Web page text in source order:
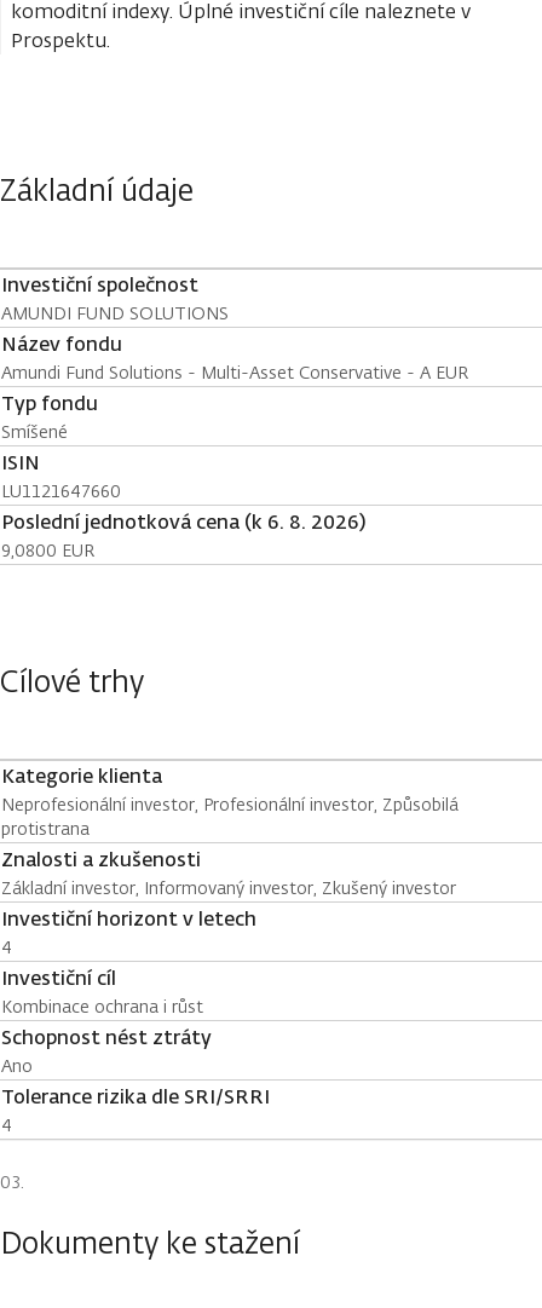
komoditní indexy. Úplné investiční cíle naleznete v
Prospektu.
Základní údaje
Investiční společnost
AMUNDI FUND SOLUTIONS
Název fondu
Amundi Fund Solutions - Multi-Asset Conservative - A EUR
Typ fondu
Smíšené
ISIN
LU1121647660
Poslední jednotková cena (k 6. 8. 2026)
9,0800 EUR
Cílové trhy
Kategorie klienta
Neprofesionální investor, Profesionální investor, Způsobilá
protistrana
Znalosti a zkušenosti
Základní investor, Informovaný investor, Zkušený investor
Investiční horizont v letech
4
Investiční cíl
Kombinace ochrana i růst
Schopnost nést ztráty
Ano
Tolerance rizika dle SRI/SRRI
4
Dokumenty ke stažení